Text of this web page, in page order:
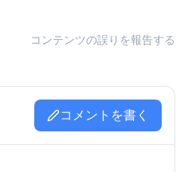
コンテンツの誤りを報告する
コメントを書く